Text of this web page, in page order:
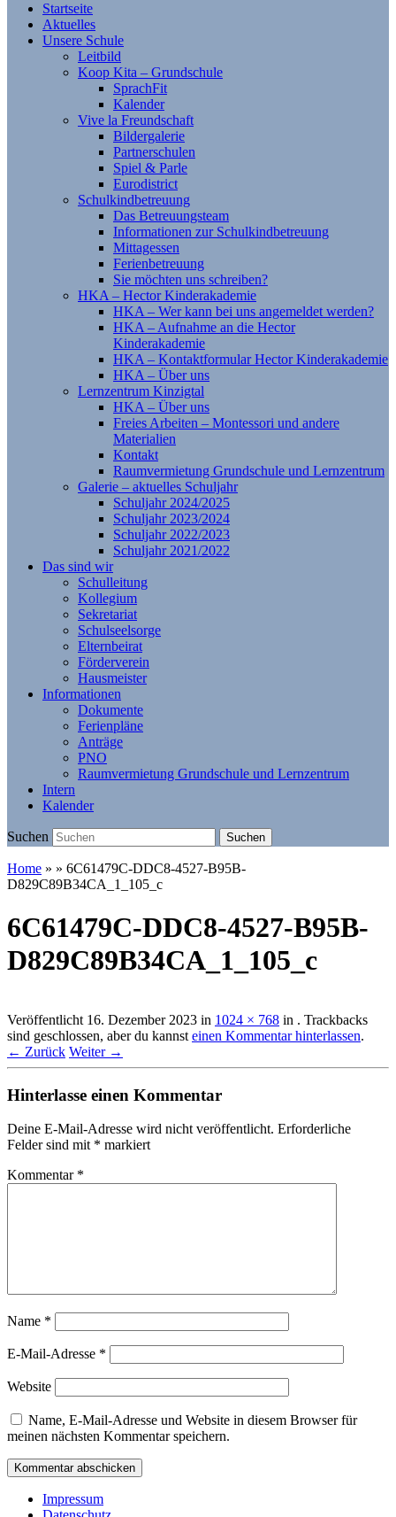
Startseite
Aktuelles
Unsere Schule
Leitbild
Koop Kita – Grundschule
SprachFit
Kalender
Vive la Freundschaft
Bildergalerie
Partnerschulen
Spiel & Parle
Eurodistrict
Schulkindbetreuung
Das Betreuungsteam
Informationen zur Schulkindbetreuung
Mittagessen
Ferienbetreuung
Sie möchten uns schreiben?
HKA – Hector Kinderakademie
HKA – Wer kann bei uns angemeldet werden?
HKA – Aufnahme an die Hector
Kinderakademie
HKA – Kontaktformular Hector Kinderakademie
HKA – Über uns
Lernzentrum Kinzigtal
HKA – Über uns
Freies Arbeiten – Montessori und andere
Materialien
Kontakt
Raumvermietung Grundschule und Lernzentrum
Galerie – aktuelles Schuljahr
Schuljahr 2024/2025
Schuljahr 2023/2024
Schuljahr 2022/2023
Schuljahr 2021/2022
Das sind wir
Schulleitung
Kollegium
Sekretariat
Schulseelsorge
Elternbeirat
Förderverein
Hausmeister
Informationen
Dokumente
Ferienpläne
Anträge
PNO
Raumvermietung Grundschule und Lernzentrum
Intern
Kalender
Suchen Suchen
Home » » 6C61479C-DDC8-4527-B95B-
D829C89B34CA_1_105_c
6C61479C-DDC8-4527-B95B-
D829C89B34CA_1_105_c
Veröffentlicht 16. Dezember 2023 in 1024 × 768 in . Trackbacks
sind geschlossen, aber du kannst einen Kommentar hinterlassen.
← Zurück Weiter →
Hinterlasse einen Kommentar
Deine E-Mail-Adresse wird nicht veröffentlicht. Erforderliche
Felder sind mit * markiert
Kommentar *
Name *
E-Mail-Adresse *
Website
Name, E-Mail-Adresse und Website in diesem Browser für
meinen nächsten Kommentar speichern.
Impressum